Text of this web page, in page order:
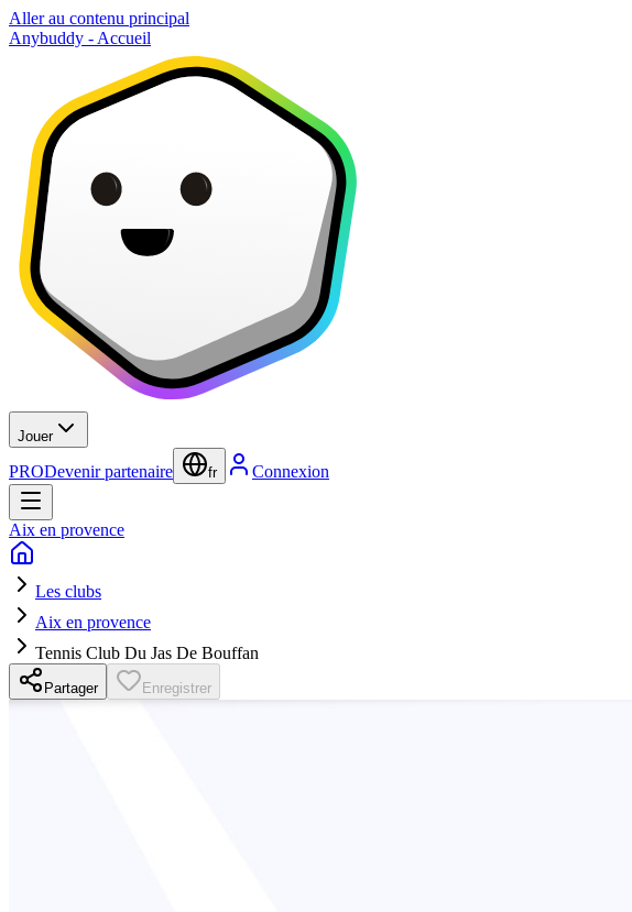
Aller au contenu principal
Anybuddy - Accueil
Jouer
PRODevenir partenaire fr Connexion
Aix en provence
Les clubs
Aix en provence
Tennis Club Du Jas De Bouffan
Partager Enregistrer